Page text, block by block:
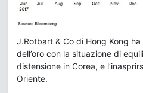
J.Rotbart & Co di Hong Kong
dell’oro con la situazione di
distensione in Corea, e
Oriente.